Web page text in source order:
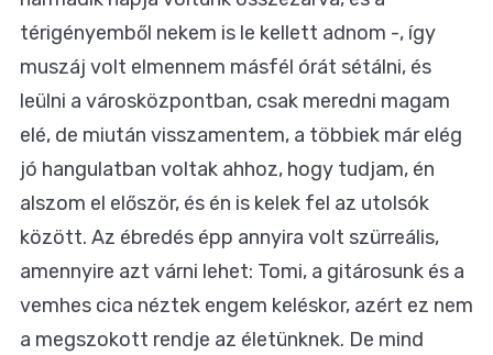
térigényemből nekem is le kellett adnom -, így
muszáj volt elmennem másfél órát sétálni, és
leülni a városközpontban, csak meredni magam
elé, de miután visszamentem, a többiek már elég
jó hangulatban voltak ahhoz, hogy tudjam, én
alszom el először, és én is kelek fel az utolsók
között. Az ébredés épp annyira volt szürreális,
amennyire azt várni lehet: Tomi, a gitárosunk és a
vemhes cica néztek engem keléskor, azért ez nem
a megszokott rendje az életünknek. De mind